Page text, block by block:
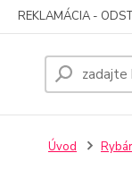
REKLAMÁCIA -
Úvod